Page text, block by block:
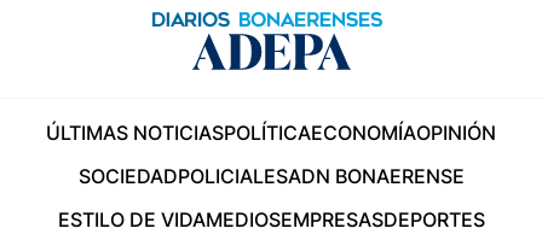
ÚLTIMAS NOTICIASPOLÍTICAECONOMÍAOPINIÓN
SOCIEDADPOLICIALESADN BONAERENSE
ESTILO DE VIDAMEDIOSEMPRESASDEPORTES